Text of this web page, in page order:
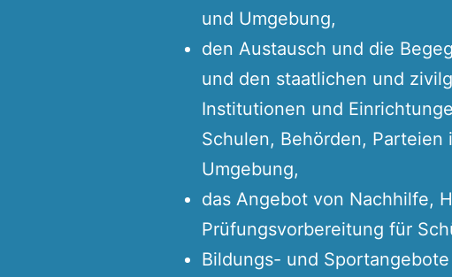
und Umgebung,
den Austausch und die
und den staatlichen und
Institutionen und
Schulen, Behörden, Parteien
Umgebung,
das Angebot von Nachhilfe,
Prüfungsvorbereitung für
Bildungs- und